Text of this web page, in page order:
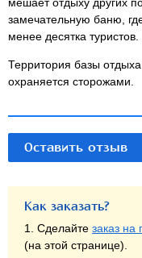
замечательную баню,
менее десятка туристов.
Территория базы
охраняется сторожами.
Оставить отзыв
Как заказать?
1. Сделайте заказ на
(на этой странице).